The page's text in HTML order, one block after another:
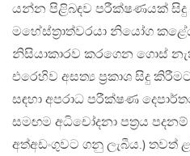
යන්න පිළිබඳව පරීක්ෂණයක්
මහේස්ත්‍රාත්වරයා නියෝග
නිසියාකාරව කරගෙන ගොස්
එරෙහිව අසත්‍ය ප්‍රකාශ සිදු
සඳහා අපරාධ පරීක්ෂණ
සමඟම අධිචෝදනා පත්‍රය පදනම්
අත්අඩංගුවට ගනු ලැබීය.) තවත්